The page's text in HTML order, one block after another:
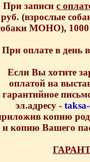
При записи с
руб. (взрослые
МОНО), 1000
При оплате в день
Если Вы хотите
оплатой на
гарантийное
эл.адресу -
копию
и копию Вашего